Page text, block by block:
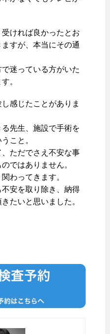
ければ良かったとお
すが、本当にその通
迷っている方がいた
。
感じたことがありま
先生、施設で手術を
こと。
ただでさえ不安な事
ではありません。
わってきます。
安を取り除き、納得
たいと思いました。